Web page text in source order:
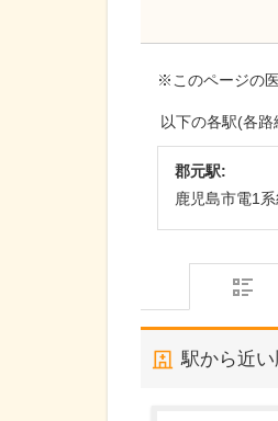
※このページの
以下の各駅(各
郡元駅:
鹿児島市電1
駅から近